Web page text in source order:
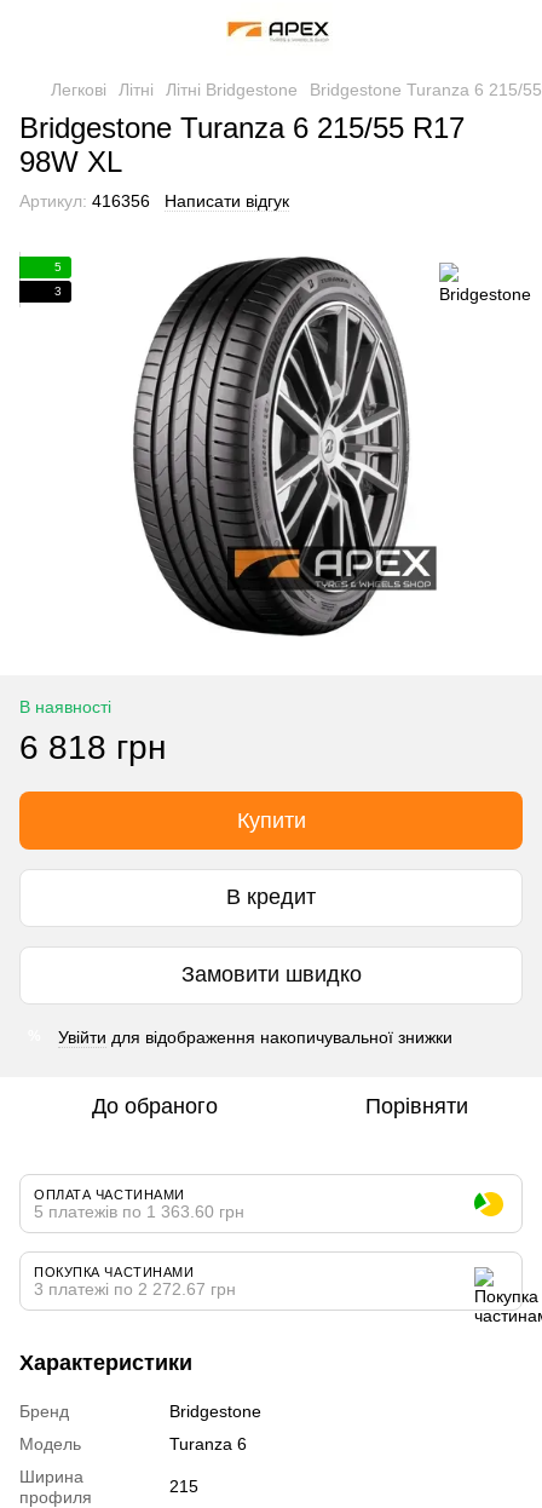
Легкові Літні Літні Bridgestone Bridgestone Turanza 6 215/
Bridgestone Turanza 6 215/55 R17
98W XL
Артикул: 416356 Написати відгук
5
3
В наявності
6 818 грн
Купити
В кредит
Замовити швидко
Увійти для відображення накопичувальної знижки
До обраного Порівняти
ОПЛАТА ЧАСТИНАМИ
5 платежів по 1 363.60 грн
ПОКУПКА ЧАСТИНАМИ
3 платежі по 2 272.67 грн
Характеристики
Бренд
Bridgestone
Модель
Turanza 6
Ширина
профиля
215